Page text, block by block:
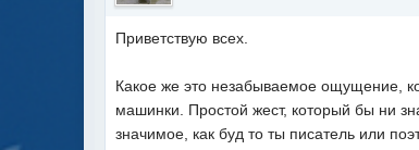
Приветствую всех.
Какое же это незабываемое ощущение,
машинки. Простой жест, который бы ни
значимое, как буд то ты писатель или